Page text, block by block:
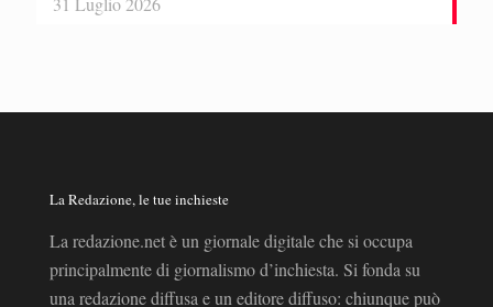
La Redazione, le tue inchieste
La redazione.net è un giornale digitale che si occupa
principalmente di giornalismo d’inchiesta. Si fonda su
una redazione diffusa e un editore diffuso: chiunque può